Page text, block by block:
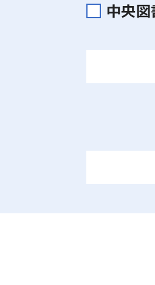
中央図